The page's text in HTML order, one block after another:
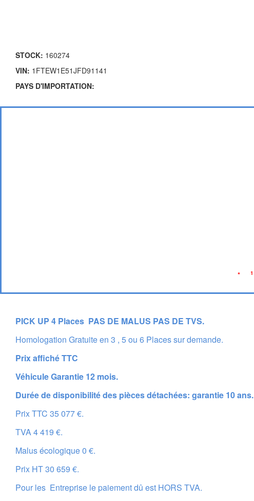
STOCK: 160274
VIN: 1FTEW1E51JFD91141
PAYS D'IMPORTATION:
* 1
PICK UP 4 Places PAS DE MALUS PAS DE TVS.
Homologation Gratuite en 3 , 5 ou 6 Places sur demande.
Prix affiché TTC
Véhicule Garantie 12 mois.
Durée de disponibilité des pièces détachées: garantie 10 ans.
Prix TTC 35 077 €.
TVA 4 419 €.
Malus écologique 0 €.
Prix HT 30 659 €.
Pour les Entreprise le paiement dû est HORS TVA.